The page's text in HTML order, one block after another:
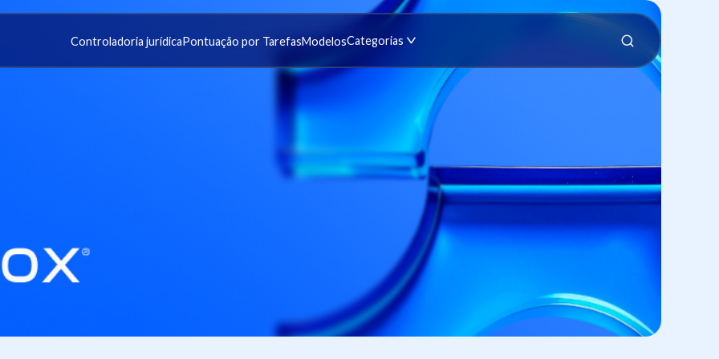
Controladoria jurídicaPontuação por TarefasModelosCategorias